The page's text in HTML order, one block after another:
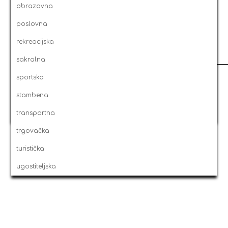
2009
2008
2007
2006
2005
2004
2003
obrazovna
poslovna
rekreacijska
sakralna
sportska
stambena
transportna
trgovačka
turistička
ugostiteljska
datum/vrijeme
selected